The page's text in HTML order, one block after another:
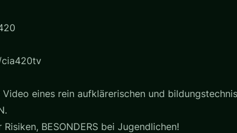
cia420tv
eines rein aufklärerischen und
BESONDERS bei Jugendlichen!